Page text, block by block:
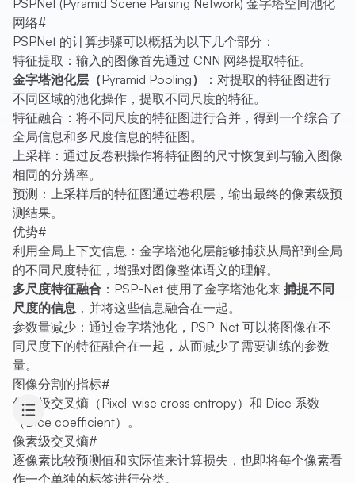
网络#
PSPNet 的计算步骤可以概括为以下几个部分：
特征提取：输入的图像首先通过 CNN 网络提取特征。
金字塔池化层（Pyramid Pooling）
：对提取的特征图进行
不同区域的池化操作，提取不同尺度的特征。
特征融合：将不同尺度的特征图进行合并，得到一个综合了
全局信息和多尺度信息的特征图。
上采样：通过反卷积操作将特征图的尺寸恢复到与输入图像
相同的分辨率。
预测：上采样后的特征图通过卷积层，输出最终的像素级预
测结果。
优势#
利用全局上下文信息：金字塔池化层能够捕获从局部到全局
的不同尺度特征，增强对图像整体语义的理解。
多尺度特征融合 ：PSP-Net 使用了金字塔池化来 捕捉不同
尺度的信息 ，并将这些信息融合在一起。
参数量减少：通过金字塔池化，PSP-Net 可以将图像在不
同尺度下的特征融合在一起，从而减少了需要训练的参数
量。
图像分割的指标#
像素级交叉熵（Pixel-wise cross entropy）和 Dice 系数
（Dice coefficient）。
像素级交叉熵#
逐像素比较预测值和实际值来计算损失，也即将每个像素看
作一个单独的标签进行分类。